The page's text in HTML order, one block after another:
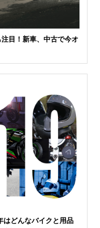
目！新車、中古で今オ
はどんなバイクと用品